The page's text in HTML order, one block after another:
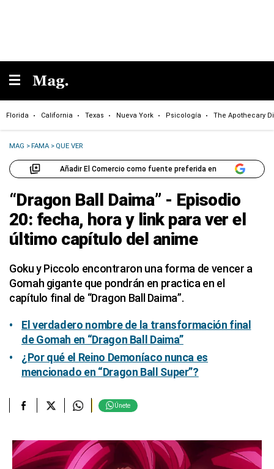
Florida California Texas Nueva York Psicología The Apothecary
MAG >FAMA > QUE VER
Añadir El Comercio como fuente preferida en
“Dragon Ball Daima” - Episodio
20: fecha, hora y link para ver el
último capítulo del anime
Goku y Piccolo encontraron una forma de vencer a
Gomah gigante que pondrán en practica en el
capítulo final de “Dragon Ball Daima”.
El verdadero nombre de la transformación final
de Gomah en “Dragon Ball Daima”
¿Por qué el Reino Demoníaco nunca es
mencionado en “Dragon Ball Super”?
Únete